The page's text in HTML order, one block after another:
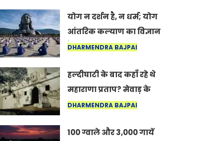
योग न दर्शन है, न धर्म; योग
आंतरिक कल्याण का विज्ञान
है: अंतरराष्ट्रीय योग दिवस
DHARMENDRA BAJPAI
हल्दीघाटी के बाद कहाँ रहे थे
महाराणा प्रताप? मेवाड़ के
इतिहास का वह अनकहा
में जीवित है
DHARMENDRA BAJPAI
100 ग्वाले और 3,000 गायें